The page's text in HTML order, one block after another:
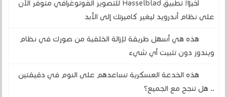
أخيرًا! تطبيق Hasselblad للتصوير الفوتوغرافي متوفر الآن
على نظام أندرويد ليغير كاميرتك إلى الأبد
هذه هي أسهل طريقة لإزالة الخلفية من صورك في نظام
ويندوز دون تثبيت أي شيء
هذه الخدعة العسكرية تساعدهم على النوم في دقيقتين
.. هل تنجح مع الجميع؟